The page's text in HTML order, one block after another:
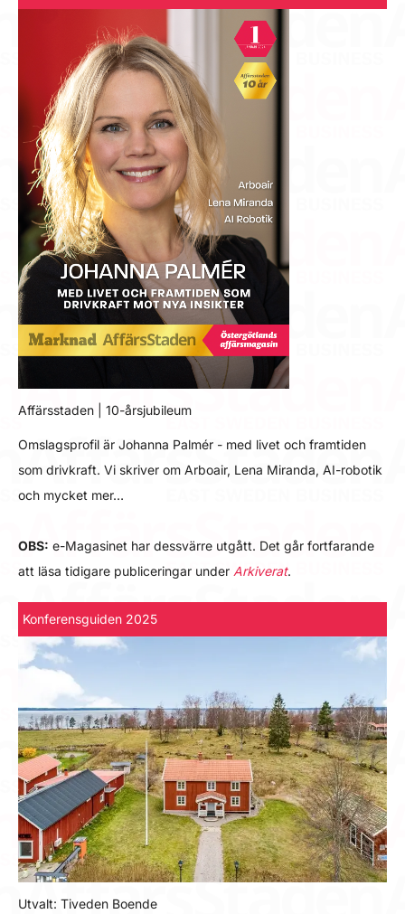
Affärsstaden | 10-årsjubileum
Omslagsprofil är Johanna Palmér - med livet och framtiden
som drivkraft. Vi skriver om Arboair, Lena Miranda, AI-robotik
och mycket mer…
OBS: e-Magasinet har dessvärre utgått. Det går fortfarande
att läsa tidigare publiceringar under Arkiverat.
Konferensguiden 2025
Utvalt: Tiveden Boende